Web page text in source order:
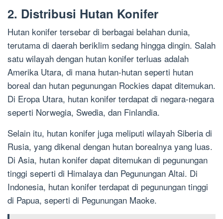
2. Distribusi Hutan Konifer
Hutan konifer tersebar di berbagai belahan dunia,
terutama di daerah beriklim sedang hingga dingin. Salah
satu wilayah dengan hutan konifer terluas adalah
Amerika Utara, di mana hutan-hutan seperti hutan
boreal dan hutan pegunungan Rockies dapat ditemukan.
Di Eropa Utara, hutan konifer terdapat di negara-negara
seperti Norwegia, Swedia, dan Finlandia.
Selain itu, hutan konifer juga meliputi wilayah Siberia di
Rusia, yang dikenal dengan hutan borealnya yang luas.
Di Asia, hutan konifer dapat ditemukan di pegunungan
tinggi seperti di Himalaya dan Pegunungan Altai. Di
Indonesia, hutan konifer terdapat di pegunungan tinggi
di Papua, seperti di Pegunungan Maoke.